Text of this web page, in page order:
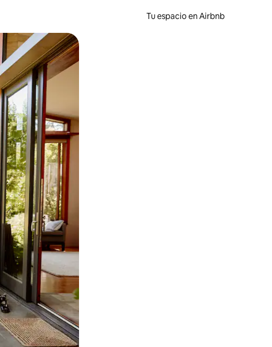
Tu espacio en Airbnb
abajo, o bien tocando y deslizando la pantalla.